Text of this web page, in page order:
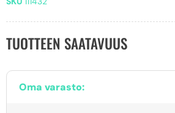
TUOTTEEN SAATAVUUS
Oma varasto: